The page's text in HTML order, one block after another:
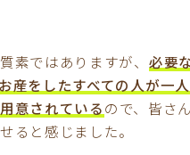
素ではありますが、 必要
産をしたすべての人が一
意されているので、皆さ
ると感じました。